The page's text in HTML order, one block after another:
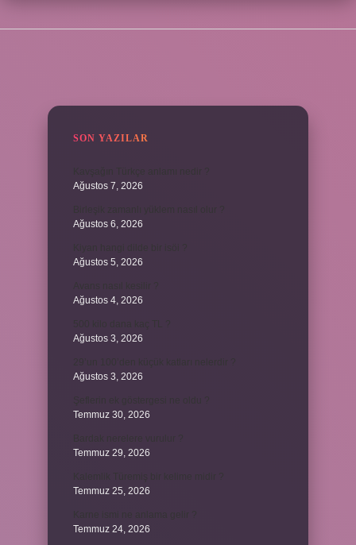
SON YAZILAR
Ağustos 7, 2026
Ağustos 6, 2026
Ağustos 5, 2026
Ağustos 4, 2026
Ağustos 3, 2026
Ağustos 3, 2026
Temmuz 30, 2026
Temmuz 29, 2026
Temmuz 25, 2026
Temmuz 24, 2026